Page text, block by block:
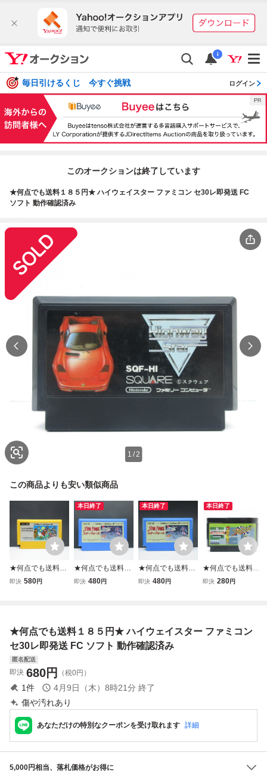
i
毎日引けるくじ 今すぐ挑戦 ログイン
このオークションは終了しています
★何点でも送料１８５円★ ハイウェイスター ファミコン セ30レ即発送 FC
ソフト 動作確認済み
1 /2
この商品よりも安い類似商品
★何点でも送料１
８５円★ スーパー
即決 580円
本日終了
★何点でも送料１
８５円★ スターフ
即決 480円
本日終了
★何点でも送料１
８５円★ スターフ
即決 480円
本日終了
★何点でも送料１
８５円★ ファミリ
即決 280円
★何点でも送料１８５円★ ハイウェイスター ファミコン
セ30レ即発送 FC ソフト 動作確認済み
匿名配送
即決 680円 （税0円）
1件 4月9日（木）8時21分 終了
傷や汚れあり
あなただけの特別なクーポンを受け取れます 詳細
5,000円相当、落札価格がお得に